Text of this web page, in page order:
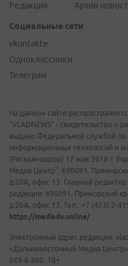
Редакция
Архив
Социальные сети
vkontakte
Одноклассники
Телеграм
На данном сайте
"VLADNEWS" - свидетельство о
выдано Федеральной службой по
информационных технологий и
(Роскомнадзор) 17 мая 2018 г.
Медиа Центр". 690091,
д.20А, офис 13. Главный
редакции: 690091, Приморский
д.20А, офис 13. Тел.: +7 (423) 2-
https://mediadv.online/
Электронный адрес редакции:
«Дальневосточный Медиа
249-8-800. 18+